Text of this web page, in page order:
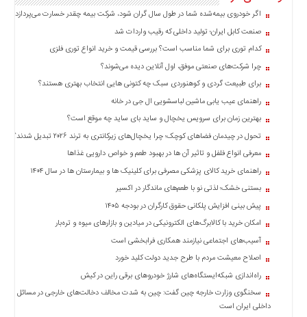
اگر خودروی بیمه‌شده شما در طول سال گران شود، شرکت بیمه چقدر خسارت می‌پردازد؟
صنعت کابل ایران؛ تولید داخلی که رقیب واردات شد
کدام توری برای شما مناسب است؟ بررسی قیمت و خرید انواع توری فلزی
چرا شرکت‌های صنعتی موفق، اول آنلاین دیده می‌شوند؟
برای طبیعت گردی و کوهنوردی سبک چه کتونی هایی انتخاب بهتری هستند؟
راهنمای عیب یابی ماشین لباسشویی ال جی در خانه
بهترین زمان برای سرویس یخچال و ساید بای ساید چه موقع است؟
تحول در چیدمان فضاهای کوچک؛ چرا یخچال‌های زیرکانتری به ترند ۲۰۲۶ تبدیل شدند؟
معرفی انواع فلفل و تاثیر آن ‌ها در بهبود طعم و خواص دارویی غذاها
راهنمای خرید کالای پزشکی مصرفی برای کلینیک ها و بیمارستان ها در سال ۱۴۰۴
بستنی خشک؛ لذتی نو با طعم‌های ماندگار در اکسیر
پیش بینی افزایش پلکانی حقوق کارگران در بودجه ۱۴۰۵
امکان خرید با کالابرگ‌های الکترونیکی در میادین و بازارهای میوه و تره‌بار
آسیب‌های اجتماعی نیازمند همکاری فرابخشی است
اصلاح معیشت مردم با طرح جدید دولت کلید خورد
راه‌اندازی شبکه‌ایستگاه‌های شارژ خودروهای برقی راین در کیش
سخنگوی وزارت خارجه چین گفت: چین به شدت مخالف دخالت‌های خارجی در مسائل
داخلی ایران است